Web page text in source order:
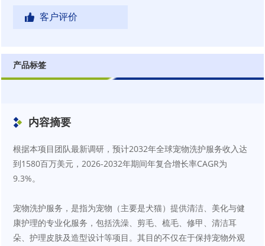
客户评价
产品标签
内容摘要
根据本项目团队最新调研，预计2032年全球宠物洗护服务收入达
到1580百万美元，2026-2032年期间年复合增长率CAGR为
9.3%。
宠物洗护服务，是指为宠物（主要是犬猫）提供清洁、美化与健
康护理的专业化服务，包括洗澡、剪毛、梳毛、修甲、清洁耳
朵、护理皮肤及造型设计等项目。其目的不仅在于保持宠物外观